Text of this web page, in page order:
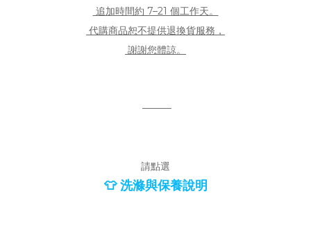
追加時間約 7–21 個工作天。
代購商品恕不提供退換貨服務，
謝謝您體諒。
———
請點選
👕 洗滌與保養說明